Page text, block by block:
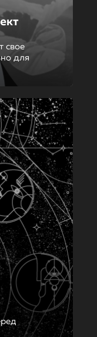
свое
для